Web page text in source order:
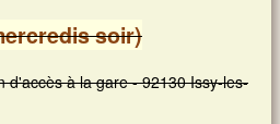
soir)
d'accès à la gare - 92130 Issy-les-